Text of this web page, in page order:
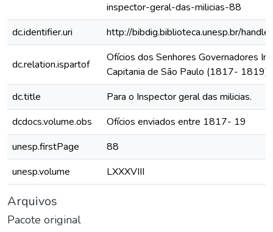
inspector-geral-das-milicias-88
dc.identifier.uri
http://bibdig.biblioteca.unesp.br/
dc.relation.ispartof
Ofícios dos Senhores Governadores
Capitania de São Paulo (1817- 1819)
dc.title
Para o Inspector geral das milicias.
dcdocs.volume.obs
Ofícios enviados entre 1817- 19
unesp.firstPage
88
unesp.volume
LXXXVIII
Arquivos
Pacote original